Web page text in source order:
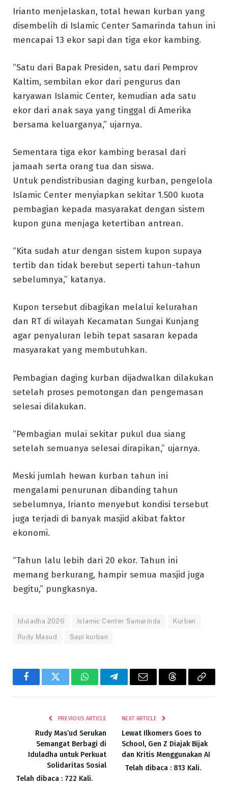
Irianto menjelaskan, total hewan kurban yang
disembelih di Islamic Center Samarinda tahun ini
mencapai 13 ekor sapi dan tiga ekor kambing.
“Satu dari Bapak Presiden, satu dari Pemprov
Kaltim, sembilan ekor dari pengurus dan
karyawan Islamic Center, kemudian ada satu
ekor dari anak saya yang tinggal di Amerika
bersama keluarganya,” ujarnya.
Sementara tiga ekor kambing berasal dari
jamaah serta orang tua dan siswa.
Untuk pendistribusian daging kurban, pengelola
Islamic Center menyiapkan sekitar 1.500 kuota
pembagian kepada masyarakat dengan sistem
kupon guna menjaga ketertiban antrean.
“Kita sudah atur dengan sistem kupon supaya
tertib dan tidak berebut seperti tahun-tahun
sebelumnya,” katanya.
Kupon tersebut dibagikan melalui kelurahan
dan RT di wilayah Kecamatan Sungai Kunjang
agar penyaluran lebih tepat sasaran kepada
masyarakat yang membutuhkan.
Pembagian daging kurban dijadwalkan dilakukan
setelah proses pemotongan dan pengemasan
selesai dilakukan.
“Pembagian mulai sekitar pukul dua siang
setelah semuanya selesai dirapikan,” ujarnya.
Meski jumlah hewan kurban tahun ini
mengalami penurunan dibanding tahun
sebelumnya, Irianto menyebut kondisi tersebut
juga terjadi di banyak masjid akibat faktor
ekonomi.
“Tahun lalu lebih dari 20 ekor. Tahun ini
memang berkurang, hampir semua masjid juga
begitu,” pungkasnya.
Iduladha 2026 Islamic Center Samarinda Kurban
Rudy Masud Sapi kurban
FacebookTwitter WhatsAppTelegramEmail ThreadsCopy
PREVIOUS ARTICLE
Rudy Mas’ud Serukan
Semangat Berbagi di
Iduladha untuk Perkuat
Solidaritas Sosial
Telah dibaca : 722 Kali.
NEXT ARTICLE
Lewat Ilkomers Goes to
School, Gen Z Diajak Bijak
dan Kritis Menggunakan AI
Telah dibaca : 813 Kali.